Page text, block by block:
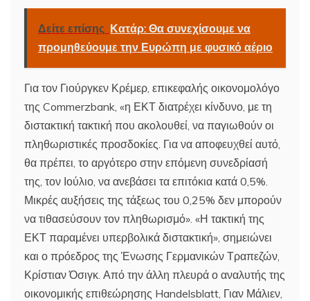
Δείτε επίσης Κατάρ: Θα συνεχίσουμε να
προμηθεύουμε την Ευρώπη με φυσικό αέριο
Για τον Γιούργκεν Κρέμερ, επικεφαλής οικονομολόγο
της Commerzbank, «η ΕΚΤ διατρέχει κίνδυνο, με τη
διστακτική τακτική που ακολουθεί, να παγιωθούν οι
πληθωριστικές προσδοκίες. Για να αποφευχθεί αυτό,
θα πρέπει, το αργότερο στην επόμενη συνεδρίασή
της, τον Ιούλιο, να ανεβάσει τα επιτόκια κατά 0,5%.
Μικρές αυξήσεις της τάξεως του 0,25% δεν μπορούν
να τιθασεύσουν τον πληθωρισμό». «Η τακτική της
ΕΚΤ παραμένει υπερβολικά διστακτική», σημειώνει
και ο πρόεδρος της Ένωσης Γερμανικών Τραπεζών,
Κρίστιαν Όσιγκ. Από την άλλη πλευρά ο αναλυτής της
οικονομικής επιθεώρησης Handelsblatt, Γιαν Μάλιεν,